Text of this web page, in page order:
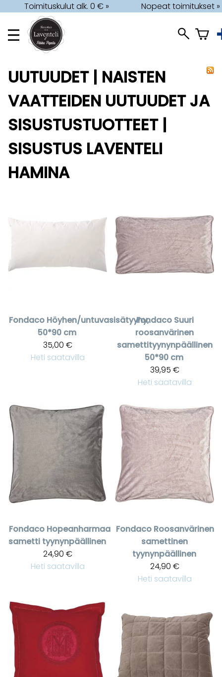
Toimituskulut alk. 0 € » Nopeat toimitukset »
UUTUUDET | NAISTEN
VAATTEIDEN UUTUUDET JA
SISUSTUSTUOTTEET |
SISUSTUS LAVENTELI
HAMINA
Fondaco Höyhen/untuvasisätyyny,
50*90 cm
35,00 €
Heti saatavilla
Fondaco Suuri
roosanvärinen
samettityynynpäällinen
50*90 cm
39,95 €
Heti saatavilla
Fondaco Hopeanharmaa
sametti tyynynpäällinen
24,90 €
Heti saatavilla
Fondaco Roosanvärinen
samettinen
tyynynpäällinen
24,90 €
Heti saatavilla